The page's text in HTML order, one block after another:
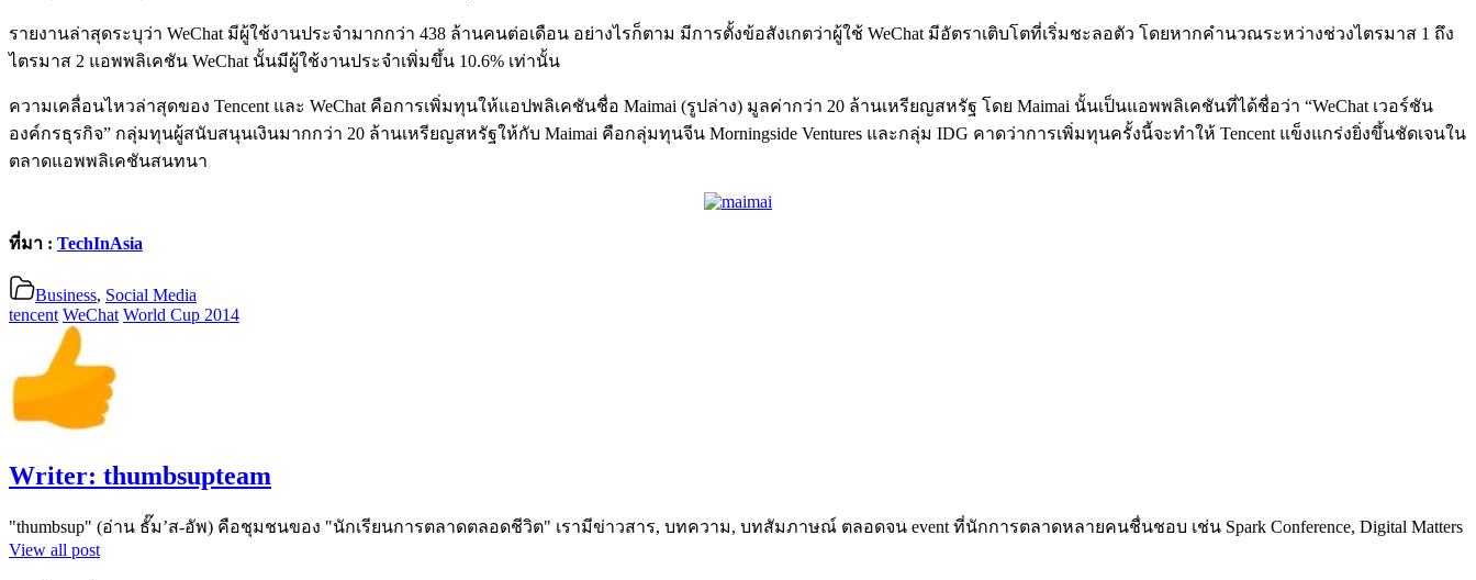
รายงานล่าสุดระบุว่า WeChat มีผู้ใช้งานประจำมากกว่า 438 ล้านคนต่อเดือน อย่างไรก็ตาม มีการตั้งข้อสังเกตว่าผู้ใช้ WeChat มีอัตราเติบโตที่เริ่มชะลอตัว โดยหากคำนวณระหว่างช่วงไตรมาส 1 ถึง
ไตรมาส 2 แอพพลิเคชัน WeChat นั้นมีผู้ใช้งานประจำเพิ่มขึ้น 10.6% เท่านั้น
ความเคลื่อนไหวล่าสุดของ Tencent และ WeChat คือการเพิ่มทุนให้แอปพลิเคชันชื่อ Maimai (รูปล่าง) มูลค่ากว่า 20 ล้านเหรียญสหรัฐ โดย Maimai นั้นเป็นแอพพลิเคชันที่ได้ชื่อว่า “WeChat เวอร์ชัน
องค์กรธุรกิจ” กลุ่มทุนผู้สนับสนุนเงินมากกว่า 20 ล้านเหรียญสหรัฐให้กับ Maimai คือกลุ่มทุนจีน Morningside Ventures และกลุ่ม IDG คาดว่าการเพิ่มทุนครั้งนี้จะทำให้ Tencent แข็งแกร่งยิ่งขึ้นชัดเจนใน
ตลาดแอพพลิเคชันสนทนา
ที่มา : TechInAsia
Business, Social Media
tencent WeChat World Cup 2014
Writer: thumbsupteam
"thumbsup" (อ่าน ธั๊ม’ส-อัพ) คือชุมชนของ "นักเรียนการตลาดตลอดชีวิต" เรามีข่าวสาร, บทความ, บทสัมภาษณ์ ตลอดจน event ที่นักการตลาดหลายคนชื่นชอบ เช่น Spark Conference, Digital Matters
View all post